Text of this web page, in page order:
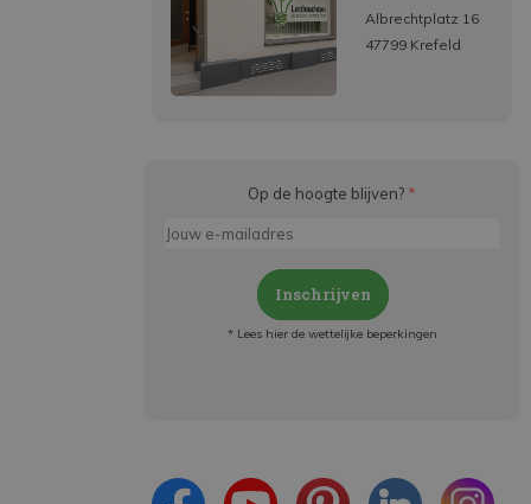
Albrechtplatz 16
47799 Krefeld
Op de hoogte blijven? *
Inschrijven
* Lees hier de wettelijke beperkingen